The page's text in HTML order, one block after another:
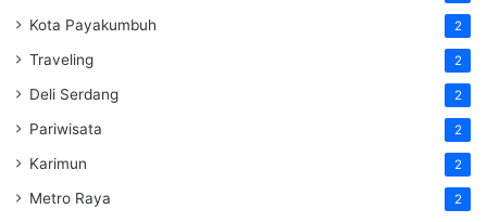
Kota Payakumbuh 2
Traveling 2
Deli Serdang 2
Pariwisata 2
Karimun 2
Metro Raya 2